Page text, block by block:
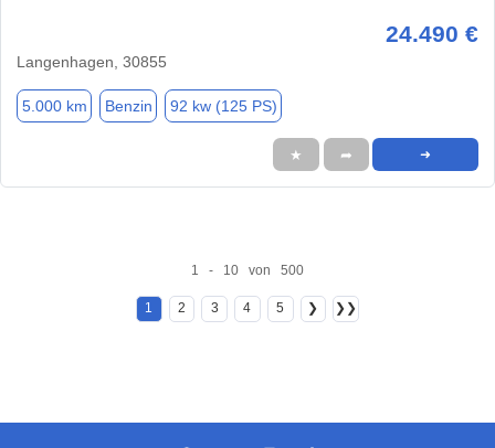
24.490 €
Langenhagen, 30855
5.000 km Benzin 92 kw (125 PS)
★ ➦ ➜
1 - 10 von 500
1 2 3 4 5 ❯ ❯❯